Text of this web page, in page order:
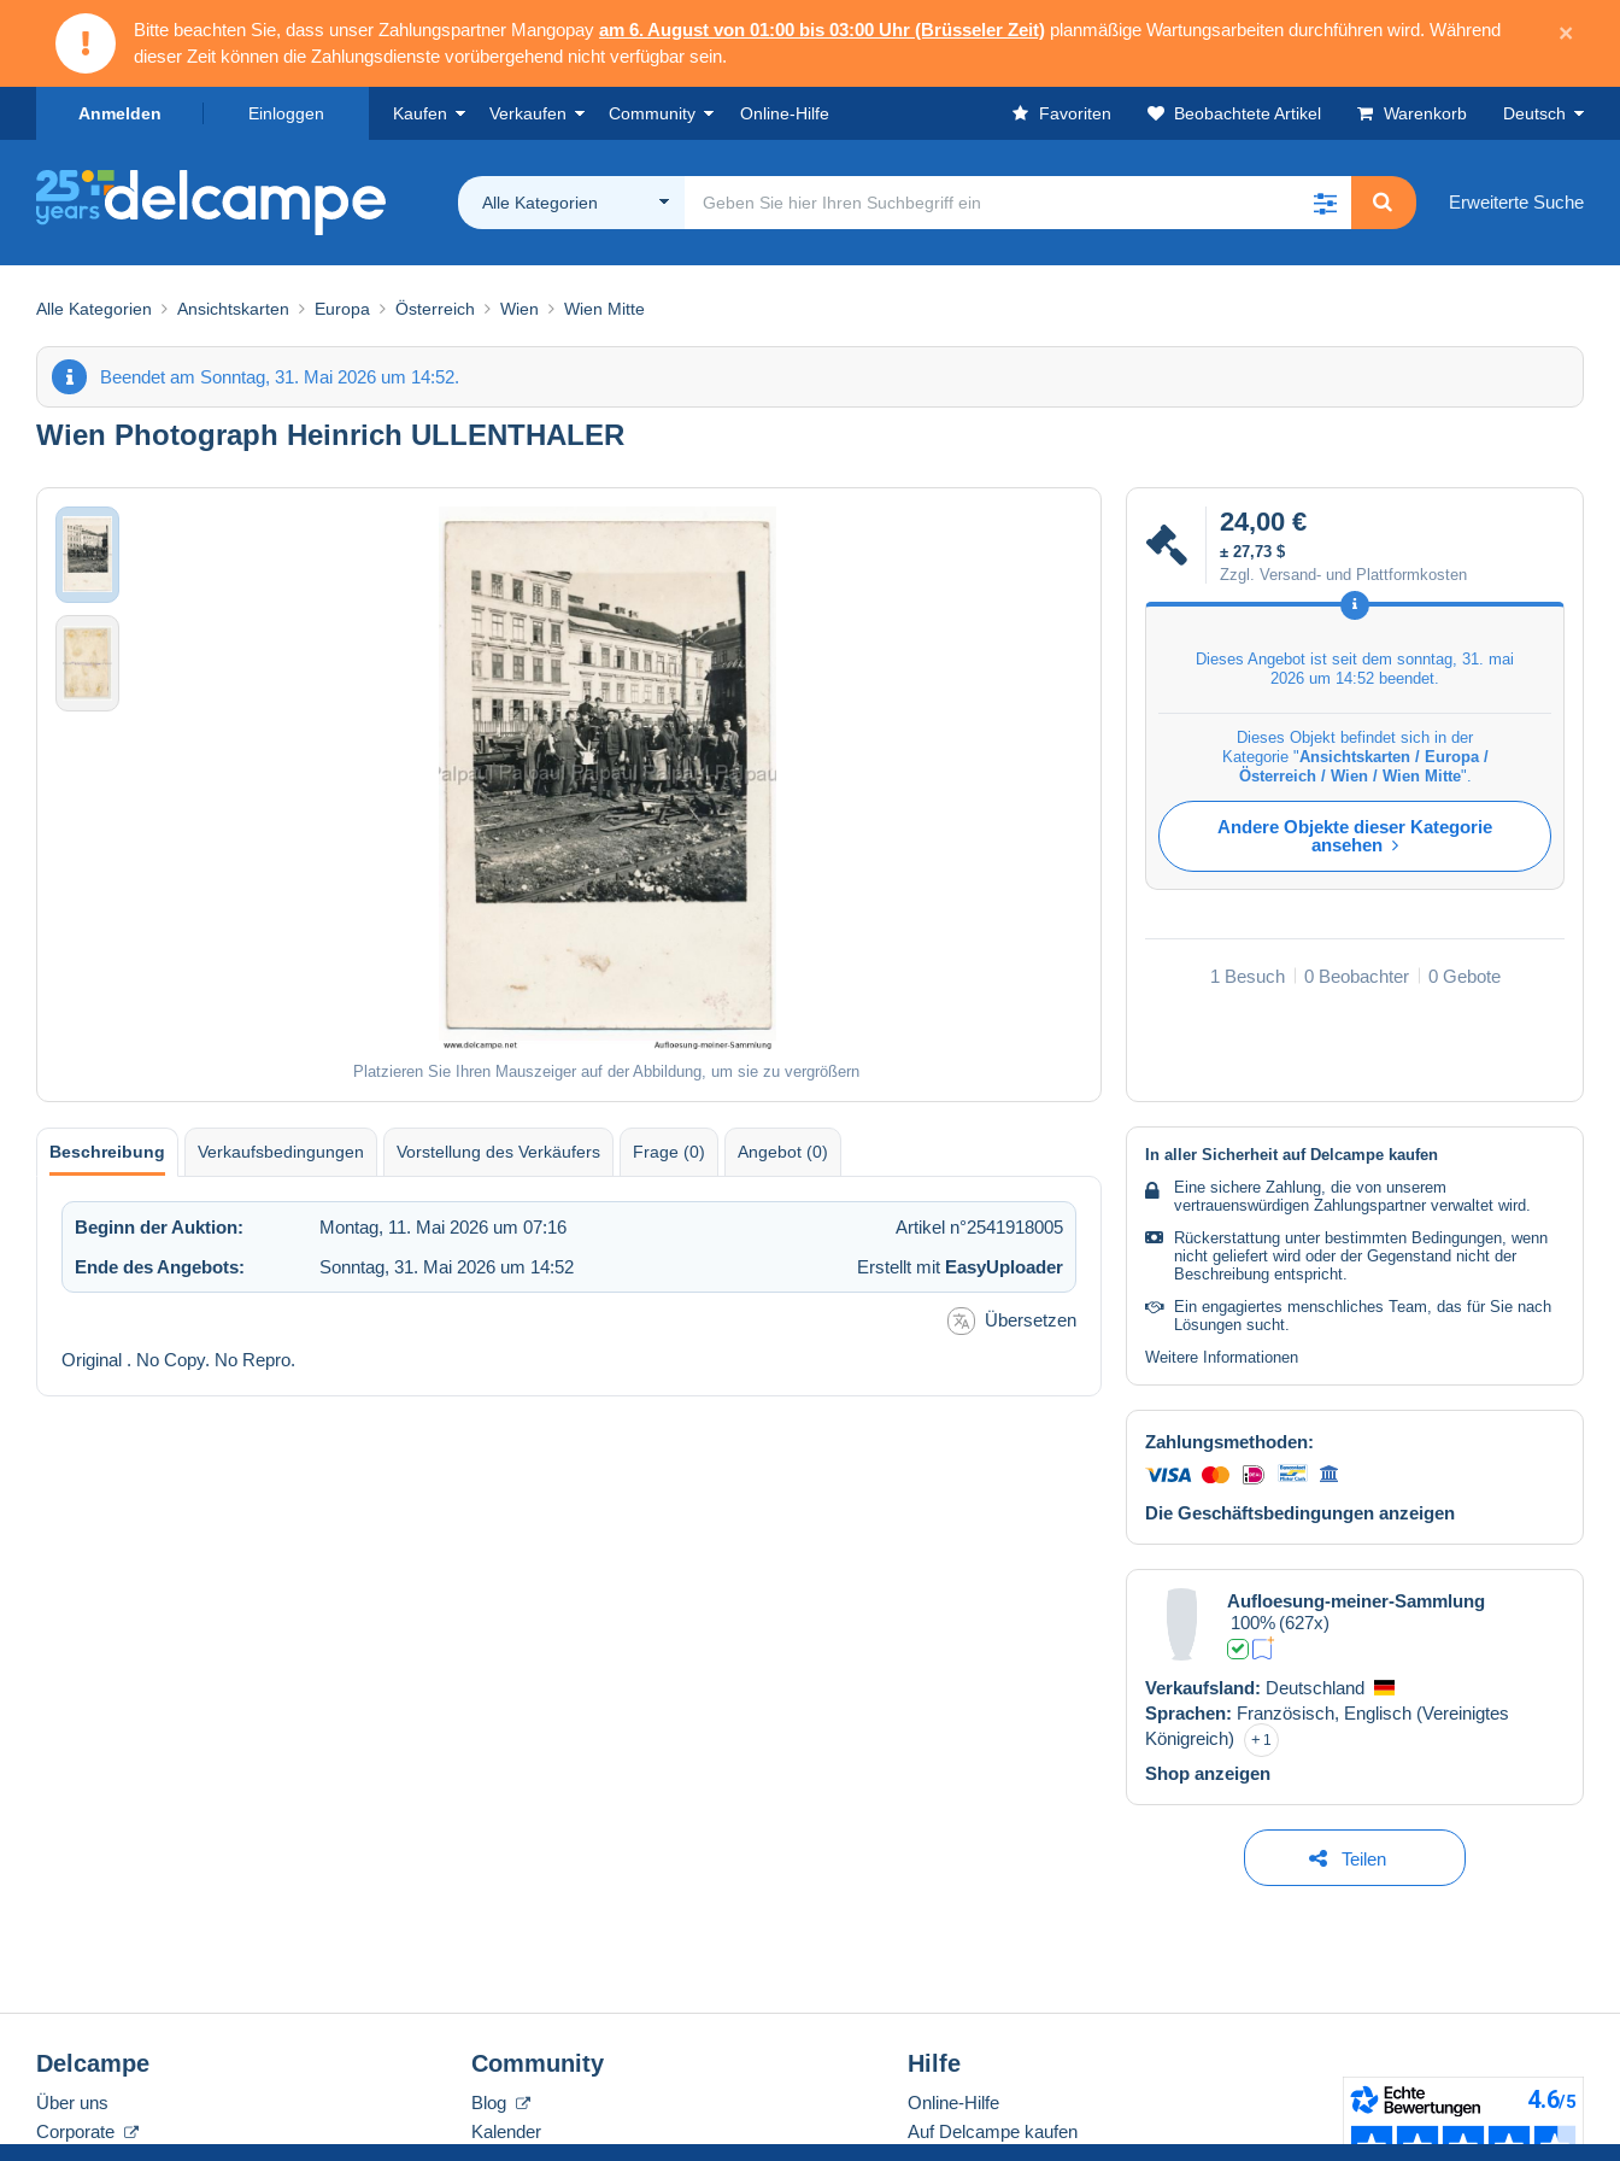
Bitte beachten Sie, dass unser Zahlungspartner Mangopay am 6. August von 01:00 bis 03:00 Uhr (Brüsseler Zeit) planmäßige Wartungsarbeiten durchführen wird. Während
dieser Zeit können die Zahlungsdienste vorübergehend nicht verfügbar sein.
×
Anmelden Einloggen Kaufen Verkaufen Community Online-Hilfe Favoriten Beobachtete Artikel Warenkorb Deutsch
Alle Kategorien Erweiterte Suche
Alle Kategorien Ansichtskarten Europa Österreich Wien Wien Mitte
Beendet am Sonntag, 31. Mai 2026 um 14:52.
Wien Photograph Heinrich ULLENTHALER
Platzieren Sie Ihren Mauszeiger auf der Abbildung, um sie zu vergrößern
24,00 €
± 27,73 $
Zzgl. Versand- und Plattformkosten
Dieses Angebot ist seit dem sonntag, 31. mai
2026 um 14:52 beendet.
Dieses Objekt befindet sich in der
Kategorie "Ansichtskarten / Europa /
Österreich / Wien / Wien Mitte".
Andere Objekte dieser Kategorie
ansehen
1 Besuch 0 Beobachter 0 Gebote
Beschreibung Verkaufsbedingungen Vorstellung des Verkäufers Frage (0) Angebot (0)
Beginn der Auktion: Montag, 11. Mai 2026 um 07:16
Artikel n°2541918005
Ende des Angebots:
Sonntag, 31. Mai 2026 um 14:52 Erstellt mit EasyUploader
Übersetzen
Original . No Copy. No Repro.
In aller Sicherheit auf Delcampe kaufen
Eine sichere Zahlung, die von unserem
vertrauenswürdigen Zahlungspartner verwaltet wird.
Rückerstattung unter bestimmten Bedingungen, wenn
nicht geliefert wird oder der Gegenstand nicht der
Beschreibung entspricht.
Ein engagiertes menschliches Team, das für Sie nach
Lösungen sucht.
Weitere Informationen
Zahlungsmethoden:
Die Geschäftsbedingungen anzeigen
Aufloesung-meiner-Sammlung
100% (627x)
Verkaufsland: Deutschland
Sprachen: Französisch, Englisch (Vereinigtes
Königreich)
1
Shop anzeigen
Teilen
Delcampe
Über uns
Corporate
Community
Blog
Kalender
Hilfe
Online-Hilfe
Auf Delcampe kaufen